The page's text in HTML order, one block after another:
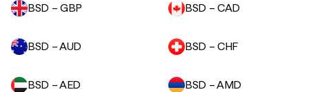
BSD – GBP BSD – CAD
BSD – AUD BSD – CHF
BSD – AED
BSD – AMD